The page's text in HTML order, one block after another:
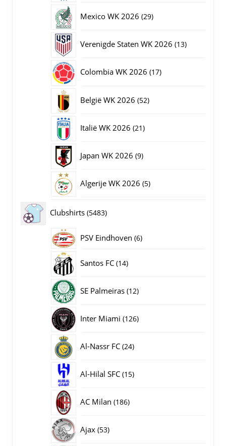
Mexico WK 2026 2929
Verenigde Staten WK 2026 1313
Colombia WK 2026 1717
België WK 2026 5252
Italië WK 2026 2121
Japan WK 2026 99
Algerije WK 2026 55
Clubshirts 54835483
producten
PSV Eindhoven 66
Santos FC 1414
SE Palmeiras 1212
Inter Miami 126126
Al-Nassr FC 2424
Al-Hilal SFC 1515
AC Milan 186186
Ajax 5353